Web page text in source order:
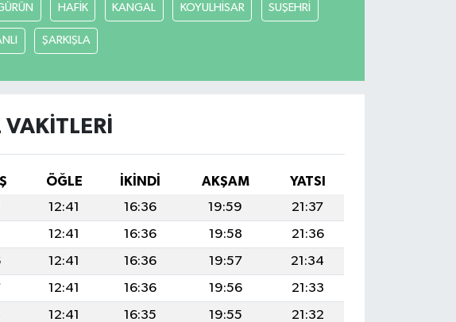
HAFİK KANGAL KOYULHİSAR SUŞEHRİ
ŞARKIŞLA
ÖĞLE İKINDI AKŞAM
YATSI
12:41 16:36 19:59
21:37
12:41 16:36 19:58
21:36
12:41 16:36 19:57
21:34
12:41 16:36 19:56
21:33
12:41 16:35 19:55
21:32